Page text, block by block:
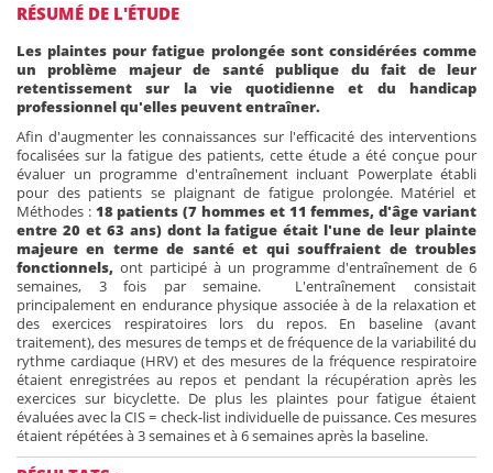
RÉSUMÉ DE L'ÉTUDE
Les plaintes pour fatigue prolongée sont considérées comme
un problème majeur de santé publique du fait de leur
retentissement sur la vie quotidienne et du handicap
professionnel qu'elles peuvent entraîner.
Afin d'augmenter les connaissances sur l'efficacité des interventions
focalisées sur la fatigue des patients, cette étude a été conçue pour
évaluer un programme d'entraînement incluant Powerplate établi
pour des patients se plaignant de fatigue prolongée. Matériel et
Méthodes : 18 patients (7 hommes et 11 femmes, d'âge variant
entre 20 et 63 ans) dont la fatigue était l'une de leur plainte
majeure en terme de santé et qui souffraient de troubles
fonctionnels, ont participé à un programme d'entraînement de 6
semaines, 3 fois par semaine. L'entraînement consistait
principalement en endurance physique associée à de la relaxation et
des exercices respiratoires lors du repos. En baseline (avant
traitement), des mesures de temps et de fréquence de la variabilité du
rythme cardiaque (HRV) et des mesures de la fréquence respiratoire
étaient enregistrées au repos et pendant la récupération après les
exercices sur bicyclette. De plus les plaintes pour fatigue étaient
évaluées avec la CIS = check-list individuelle de puissance. Ces mesures
étaient répétées à 3 semaines et à 6 semaines après la baseline.